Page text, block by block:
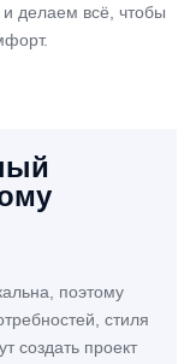
делаем всё, чтобы
поэтому
стиля
создать проект